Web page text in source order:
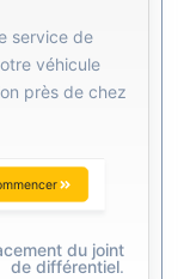
service de
véhicule
près de chez
du joint
de différentiel.